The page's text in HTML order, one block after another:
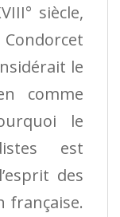
siècle,
le
comme
le
est
des
française.